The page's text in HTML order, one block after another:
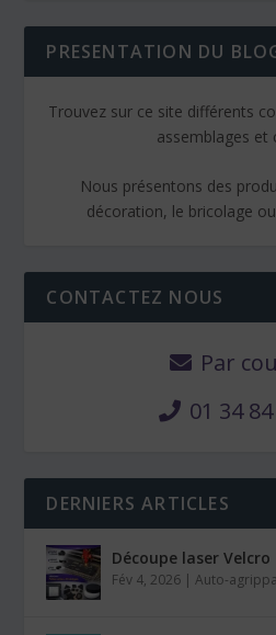
PRESENTATION DU
Trouvez sur ce site différents
assemblages et
Nous présentons des
décoration, le bricolage
CONTACTEZ NOUS
Par
01 34
DERNIERS ARTICLES
Découpe laser Velcro
Fév 4, 2026 |Auto-